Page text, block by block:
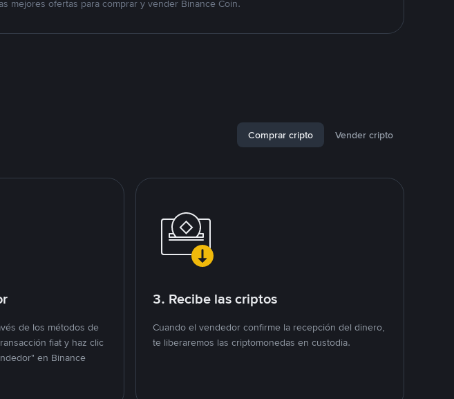
mejores ofertas para comprar y vender Binance Coin.
Comprar cripto Vender cripto
de los métodos de
fiat y haz clic
en Binance
3. Recibe las criptos
Cuando el vendedor confirme la recepción del dinero,
te liberaremos las criptomonedas en custodia.